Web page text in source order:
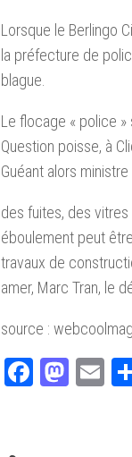
Lorsque le Berlingo
la préfecture de
blague.
Le flocage « police »
Question poisse, à
Guéant alors
des fuites, des vitres
éboulement peut
travaux de
amer, Marc Tran, le
source :